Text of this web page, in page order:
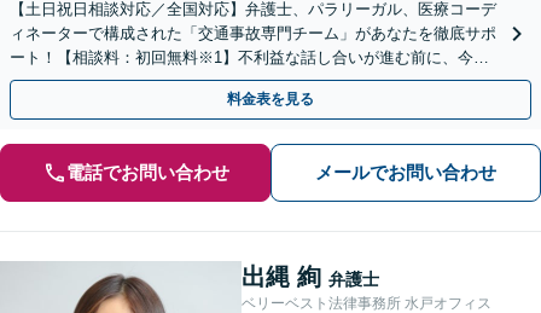
【土日祝日相談対応／全国対応】弁護士、パラリーガル、医療コーデ
ィネーターで構成された「交通事故専門チーム」があなたを徹底サポ
ート！【相談料：初回無料※1】不利益な話し合いが進む前に、今す
ぐ相談！
料金表を見る
電話でお問い合わせ メールでお問い合わせ
出縄 絢 弁護士
ベリーベスト法律事務所 水戸オフィス